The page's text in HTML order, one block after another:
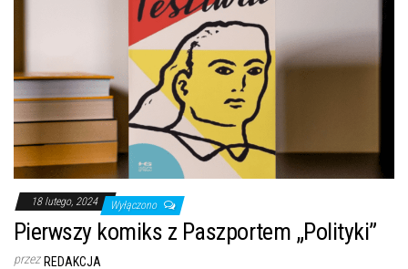
18 lutego, 2024 Wyłączono
Pierwszy komiks z Paszportem „Polityki”
przez REDAKCJA